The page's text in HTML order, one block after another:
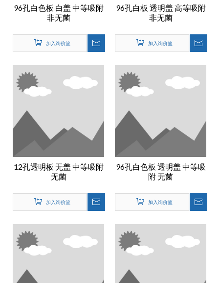
96孔白色板 白盖 中等吸附
非无菌
加入询价篮
96孔白板 透明盖 高等吸附
非无菌
加入询价篮
12孔透明板 无盖 中等吸附
无菌
加入询价篮
96孔白色板 透明盖 中等吸
附 无菌
加入询价篮